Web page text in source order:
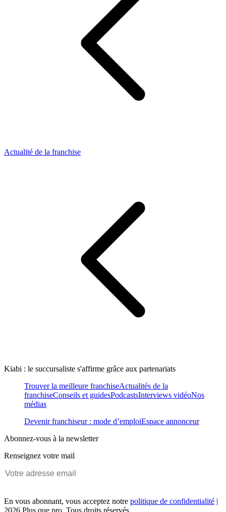
Actualité de la franchise
Kiabi : le succursaliste s'affirme grâce aux partenariats
Trouver la meilleure franchiseActualités de la
franchiseConseils et guidesPodcastsInterviews vidéoNos
médias
Devenir franchiseur : mode d’emploiEspace annonceur
Abonnez-vous à la newsletter
Renseignez votre mail
En vous abonnant, vous acceptez notre politique de confidentialité |
2026 Plus que pro. Tous droits réservés.